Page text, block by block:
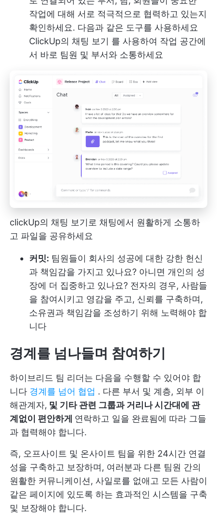
작업에 대해 서로 적극적으로 협력하고 있는지
확인하세요. 다음과 같은 도구를 사용하세요
ClickUp의 채팅 보기 를 사용하여 작업 공간에
서 바로 팀원 및 부서와 소통하세요
clickUp의 채팅 보기로 채팅에서 원활하게 소통하
고 파일을 공유하세요
커밋: 팀원들이 회사의 성공에 대한 강한 헌신
과 책임감을 가지고 있나요? 아니면 개인의 성
장에 더 집중하고 있나요? 전자의 경우, 사람들
을 참여시키고 영감을 주고, 신뢰를 구축하며,
소유권과 책임감을 조성하기 위해 노력해야 합
니다
경계를 넘나들며 참여하기
하이브리드 팀 리더는 다음을 수행할 수 있어야 합
니다 경계를 넘어 협업 . 다른 부서 및 계층, 외부 이
해관계자, 및 기타 관련 그룹과 거리나 시간대에 관
계없이 편안하게 연락하고 일을 완료됨에 따라 그들
과 협력해야 합니다.
즉, 오프사이트 및 온사이트 팀을 위한 24시간 연결
성을 구축하고 보장하며, 여러분과 다른 팀원 간의
원활한 커뮤니케이션, 사일로를 없애고 모든 사람이
같은 페이지에 있도록 하는 효과적인 시스템을 구축
및 보장해야 합니다.